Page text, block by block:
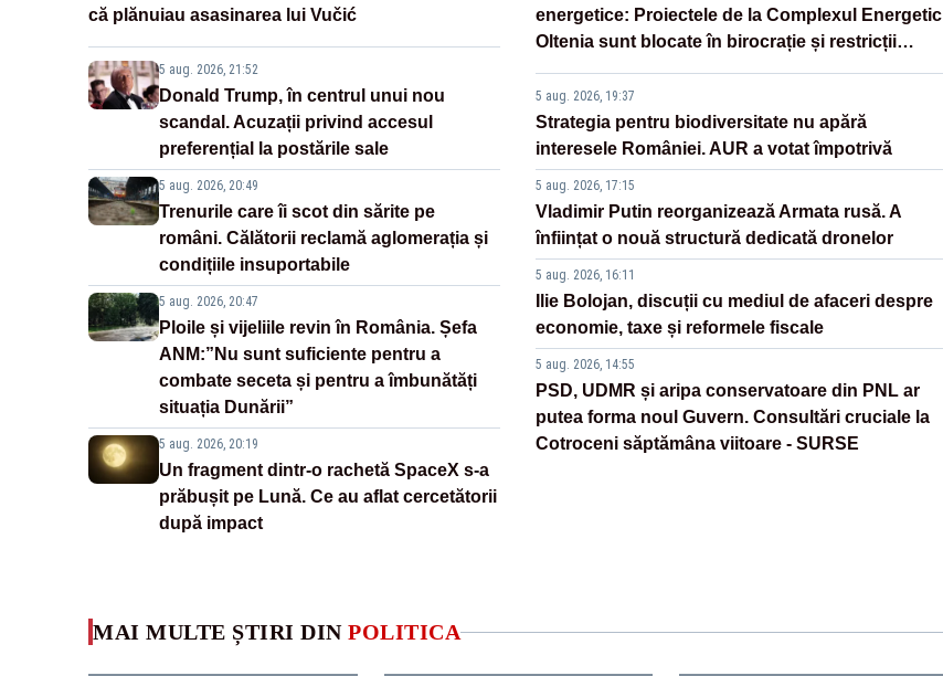
că plănuiau asasinarea lui Vučić
5 aug. 2026, 21:52
Donald Trump, în centrul unui nou
scandal. Acuzații privind accesul
preferențial la postările sale
5 aug. 2026, 20:49
Trenurile care îi scot din sărite pe
români. Călătorii reclamă aglomerația și
condițiile insuportabile
5 aug. 2026, 20:47
Ploile și vijeliile revin în România. Șefa
ANM:”Nu sunt suficiente pentru a
combate seceta și pentru a îmbunătăți
situația Dunării”
5 aug. 2026, 20:19
Un fragment dintr-o rachetă SpaceX s-a
prăbușit pe Lună. Ce au aflat cercetătorii
după impact
energetice: Proiectele de la Complexul Energetic
Oltenia sunt blocate în birocrație și restricții
5 aug. 2026, 19:37
Strategia pentru biodiversitate nu apără
interesele României. AUR a votat împotrivă
5 aug. 2026, 17:15
Vladimir Putin reorganizează Armata rusă. A
înființat o nouă structură dedicată dronelor
5 aug. 2026, 16:11
Ilie Bolojan, discuții cu mediul de afaceri despre
economie, taxe și reformele fiscale
5 aug. 2026, 14:55
PSD, UDMR și aripa conservatoare din PNL ar
putea forma noul Guvern. Consultări cruciale la
Cotroceni săptămâna viitoare - SURSE
MAI MULTE ȘTIRI DIN POLITICA